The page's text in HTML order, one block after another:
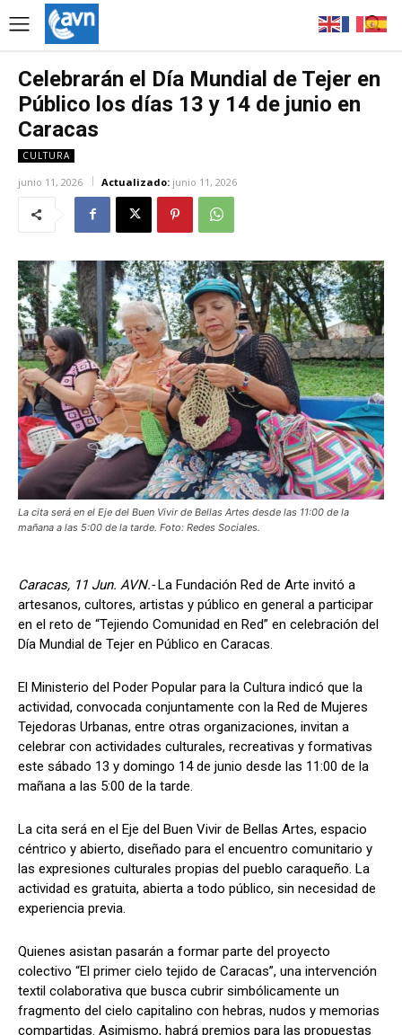
Celebrarán el Día Mundial de Tejer en
Público los días 13 y 14 de junio en
Caracas
CULTURA
junio 11, 2026 Actualizado: junio 11, 2026
La cita será en el Eje del Buen Vivir de Bellas Artes desde las 11:00 de la
mañana a las 5:00 de la tarde. Foto: Redes Sociales.
Caracas, 11 Jun. AVN.-La Fundación Red de Arte invitó a
artesanos, cultores, artistas y público en general a participar
en el reto de “Tejiendo Comunidad en Red” en celebración del
Día Mundial de Tejer en Público en Caracas.
El Ministerio del Poder Popular para la Cultura indicó que la
actividad, convocada conjuntamente con la Red de Mujeres
Tejedoras Urbanas, entre otras organizaciones, invitan a
celebrar con actividades culturales, recreativas y formativas
este sábado 13 y domingo 14 de junio desde las 11:00 de la
mañana a las 5:00 de la tarde.
La cita será en el Eje del Buen Vivir de Bellas Artes, espacio
céntrico y abierto, diseñado para el encuentro comunitario y
las expresiones culturales propias del pueblo caraqueño. La
actividad es gratuita, abierta a todo público, sin necesidad de
experiencia previa.
Quienes asistan pasarán a formar parte del proyecto
colectivo “El primer cielo tejido de Caracas”, una intervención
textil colaborativa que busca cubrir simbólicamente un
fragmento del cielo capitalino con hebras, nudos y memorias
compartidas. Asimismo, habrá premios para las propuestas